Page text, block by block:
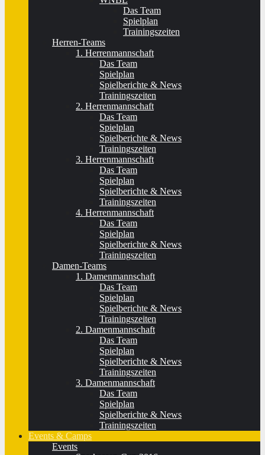
Das Team
Spielplan
Trainingszeiten
Herren-Teams
1. Herrenmannschaft
Das Team
Spielplan
Spielberichte & News
Trainingszeiten
2. Herrenmannschaft
Das Team
Spielplan
Spielberichte & News
Trainingszeiten
3. Herrenmannschaft
Das Team
Spielplan
Spielberichte & News
Trainingszeiten
4. Herrenmannschaft
Das Team
Spielplan
Spielberichte & News
Trainingszeiten
Damen-Teams
1. Damenmannschaft
Das Team
Spielplan
Spielberichte & News
Trainingszeiten
2. Damenmannschaft
Das Team
Spielplan
Spielberichte & News
Trainingszeiten
3. Damenmannschaft
Das Team
Spielplan
Spielberichte & News
Trainingszeiten
Events & Camps
Events